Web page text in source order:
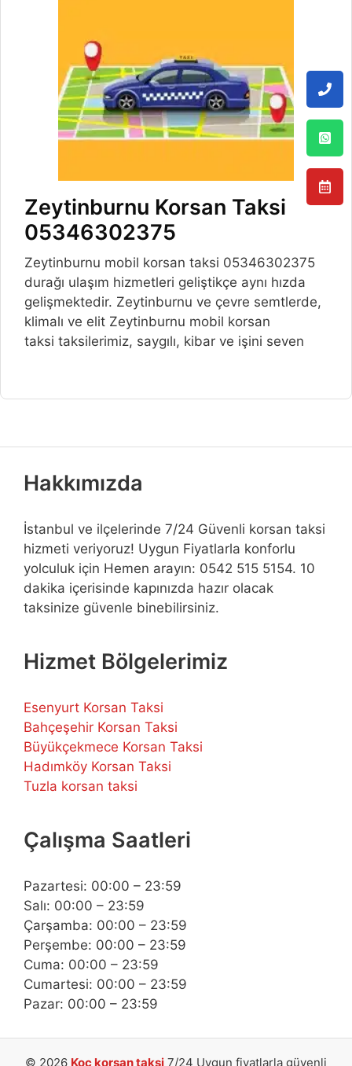
Zeytinburnu Korsan Taksi
05346302375
Zeytinburnu mobil korsan taksi 05346302375
durağı ulaşım hizmetleri geliştikçe aynı hızda
gelişmektedir. Zeytinburnu ve çevre semtlerde,
klimalı ve elit Zeytinburnu mobil korsan
taksi taksilerimiz, saygılı, kibar ve işini seven
Hakkımızda
İstanbul ve ilçelerinde 7/24 Güvenli korsan taksi
hizmeti veriyoruz! Uygun Fiyatlarla konforlu
yolculuk için Hemen arayın: 0542 515 5154. 10
dakika içerisinde kapınızda hazır olacak
taksinize güvenle binebilirsiniz.
Hizmet Bölgelerimiz
Esenyurt Korsan Taksi
Bahçeşehir Korsan Taksi
Büyükçekmece Korsan Taksi
Hadımköy Korsan Taksi
Tuzla korsan taksi
Çalışma Saatleri
Pazartesi: 00:00 – 23:59
Salı: 00:00 – 23:59
Çarşamba: 00:00 – 23:59
Perşembe: 00:00 – 23:59
Cuma: 00:00 – 23:59
Cumartesi: 00:00 – 23:59
Pazar: 00:00 – 23:59
© 2026 Koç korsan taksi 7/24 Uygun fiyatlarla güvenli